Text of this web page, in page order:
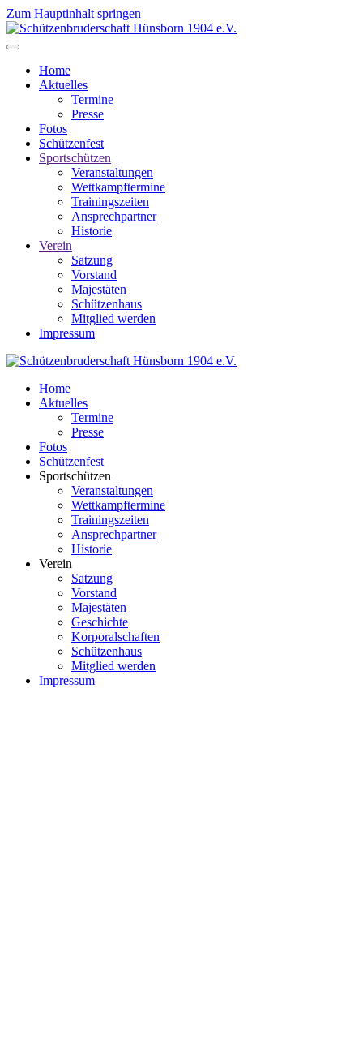
Zum Hauptinhalt springen
Home
Aktuelles
Termine
Presse
Fotos
Schützenfest
Sportschützen
Veranstaltungen
Wettkampftermine
Trainingszeiten
Ansprechpartner
Historie
Verein
Satzung
Vorstand
Majestäten
Schützenhaus
Mitglied werden
Impressum
Home
Aktuelles
Termine
Presse
Fotos
Schützenfest
Sportschützen
Veranstaltungen
Wettkampftermine
Trainingszeiten
Ansprechpartner
Historie
Verein
Satzung
Vorstand
Majestäten
Geschichte
Korporalschaften
Schützenhaus
Mitglied werden
Impressum